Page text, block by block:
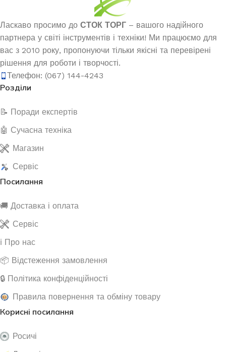
Ласкаво просимо до СТОК ТОРГ – вашого надійного
партнера у світі інструментів і техніки! Ми працюємо для
вас з 2010 року, пропонуючи тільки якісні та перевірені
рішення для роботи і творчості.
Телефон: (067) 144-4243
Розділи
📝 Поради експертів
🤖 Сучасна техніка
Магазин
Сервіс
Посилання
🚚 Доставка і оплата
Сервіс
ℹ️ Про нас
📦 Відстеження замовлення
🔒 Політика конфіденційності
Правила повернення та обміну товару
Корисні посилання
Росичі